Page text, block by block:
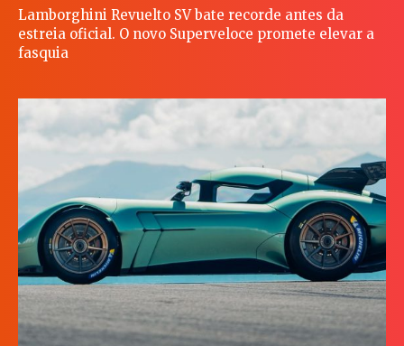
Lamborghini Revuelto SV bate recorde antes da
estreia oficial. O novo Superveloce promete elevar a
fasquia